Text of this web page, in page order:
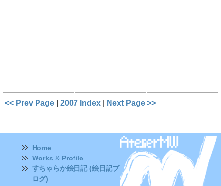
<< Prev Page | 2007 Index | Next Page >>
Home
Works & Profile
すちゃらか絵日記 (絵日記ブ
ログ)